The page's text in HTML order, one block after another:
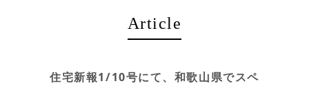
Article
住宅新報1/10号にて、和歌山県でスペ